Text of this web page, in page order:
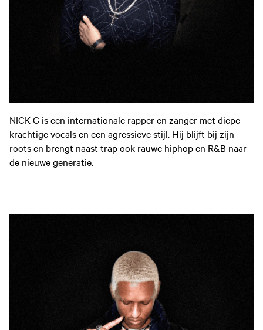
NICK G is een internationale rapper en zanger met diepe
krachtige vocals en een agressieve stijl. Hij blijft bij zijn
roots en brengt naast trap ook rauwe hiphop en R&B naar
de nieuwe generatie.